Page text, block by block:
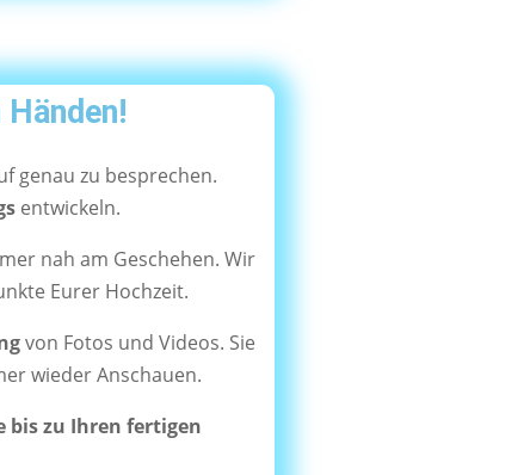
genau zu besprechen.
entwickeln.
nah am Geschehen. Wir
Eurer Hochzeit.
von Fotos und Videos. Sie
wieder Anschauen.
bis zu Ihren fertigen